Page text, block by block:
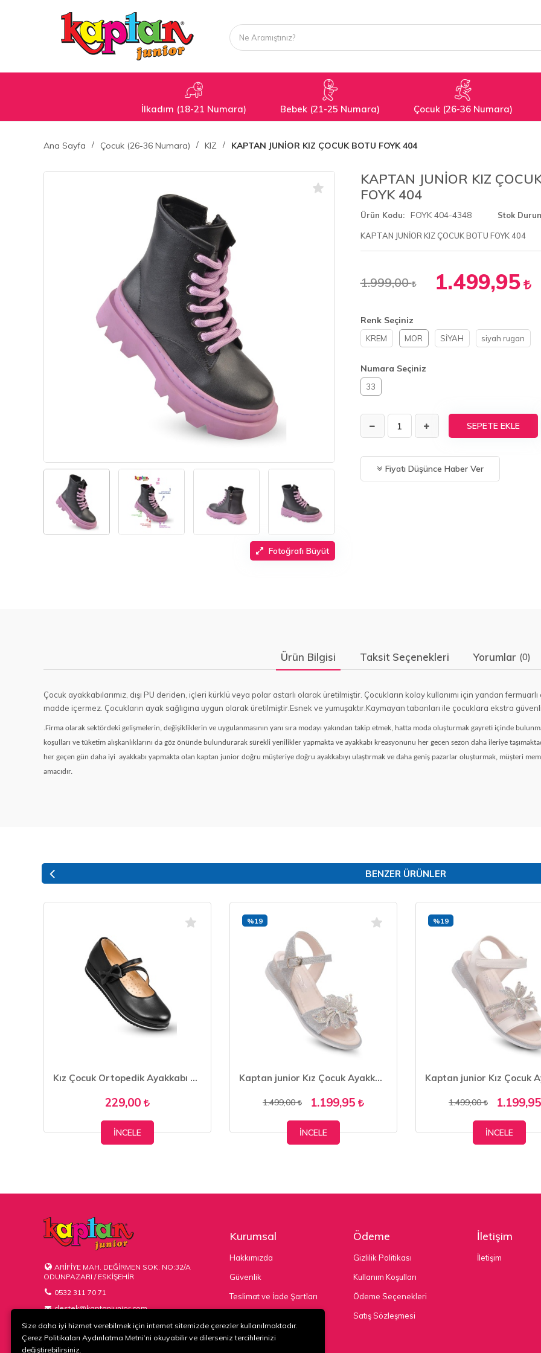
İlkadım (18-21 Numara) Bebek (21-25 Numara) Çocuk (26-36 Numara)
Ana Sayfa Çocuk (26-36 Numara) KIZ KAPTAN JUNİOR KIZ ÇOCUK BOTU FOYK 404
Fotoğrafı Büyüt
KAPTAN JUNİOR KIZ
FOYK 404
Ürün Kodu FOYK 404-4348 Stok
KAPTAN JUNİOR KIZ ÇOCUK BOTU FOYK 404
1.999,00 1.499,95
Renk Seçiniz
KREM MOR SİYAH siyah rugan
Numara Seçiniz
33
SEPETE EKLE
Fiyatı Düşünce Haber Ver
Ürün Bilgisi Taksit Seçenekleri Yorumlar (0)
Çocuk ayakkabılarımız, dışı PU deriden, içleri kürklü veya polar astarlı olarak üretilmiştir. Çocukların kolay kullanımı için yandan
madde içermez. Çocukların ayak sağlıgına uygun olarak üretilmiştir.Esnek ve yumuşaktır.Kaymayan tabanları ile çocuklara ekstra
Firma olarak sektördeki gelişmelerin, değişikliklerin ve uygulanmasının yanı sıra modayı yakından takip etmek, hatta moda oluşturmak gayreti içinde
koşulları ve tüketim alışkanlıklarını da göz önünde bulundurarak sürekli yenilikler yapmakta ve ayakkabı kreasyonunu her gecen sezon daha ileriye
her geçen gün daha iyi ayakkabı yapmakta olan kaptan junior doğru müşteriye doğru ayakkabıyı ulaştırmak ve daha geniş pazarlar oluşturmak, müşteri
amacıdır.
BENZER ÜRÜNLER
Kız Çocuk Ortopedik Ayakkabı Babet PSSK 651 SİYAH
229,00
İNCELE
Kaptan junior Kız Çocuk Ayakkabı Sandalet Babet PVTK 665
1.499,00 1.199,95
%19
İNCELE
1.499,00 1.199,95
%19
İNCELE
ARİFİYE MAH. DEĞİRMEN SOK. NO:32/A
ODUNPAZARI / ESKİŞEHİR
0532 311 70 71
destek@kaptanjunior.com
Kurumsal
Hakkımızda
Güvenlik
Teslimat ve İade Şartları
Ödeme
Gizlilik Politikası
Kullanım Koşulları
Ödeme Seçenekleri
Satış Sözleşmesi
İletişim
İletişim
Size daha iyi hizmet verebilmek için internet sitemizde çerezler kullanılmaktadır.
Çerez Politikaları Aydınlatma Metni’ni okuyabilir ve dilerseniz tercihlerinizi
değiştirebilirsiniz.